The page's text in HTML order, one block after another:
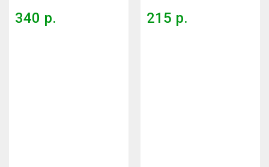
340 р. 215 р.